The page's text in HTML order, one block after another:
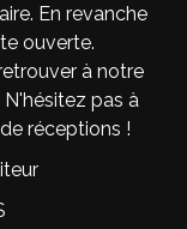
En revanche
ouverte.
à notre
pas à
réceptions !